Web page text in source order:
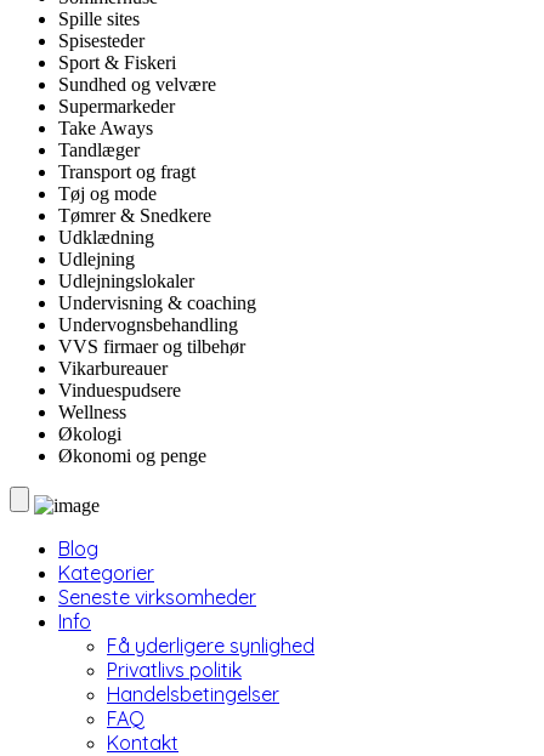
Spille sites
Spisesteder
Sport & Fiskeri
Sundhed og velvære
Supermarkeder
Take Aways
Tandlæger
Transport og fragt
Tøj og mode
Tømrer & Snedkere
Udklædning
Udlejning
Udlejningslokaler
Undervisning & coaching
Undervognsbehandling
VVS firmaer og tilbehør
Vikarbureauer
Vinduespudsere
Wellness
Økologi
Økonomi og penge
Blog
Kategorier
Seneste virksomheder
Info
Få yderligere synlighed
Privatlivs politik
Handelsbetingelser
FAQ
Kontakt